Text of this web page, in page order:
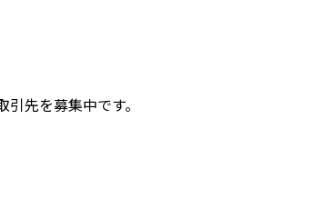
先を募集中です。